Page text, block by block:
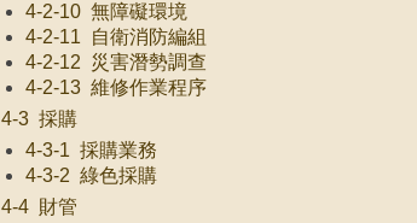
4-2-10 無障礙環境
4-2-11 自衛消防編組
4-2-12 災害潛勢調查
4-2-13 維修作業程序
4-3 採購
4-3-1 採購業務
4-3-2 綠色採購
4-4 財管